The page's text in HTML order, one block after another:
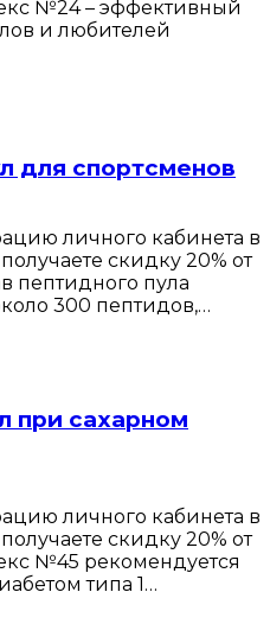
№24 – эффективный
и любителей
для спортсменов
личного кабинета в
скидку 20% от
пептидного пула
300 пептидов,…
при сахарном
личного кабинета в
скидку 20% от
№45 рекомендуется
типа 1…